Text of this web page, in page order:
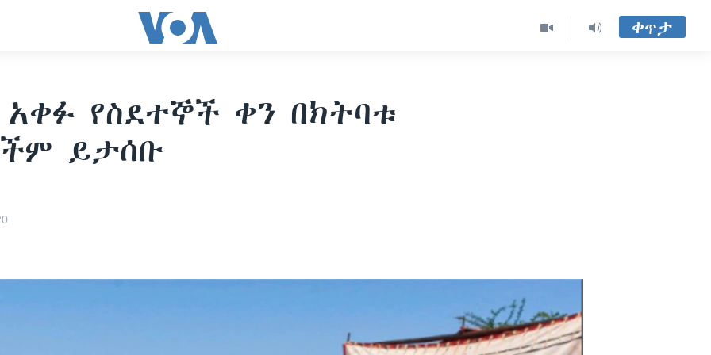
ቀጥታ
አቀፉ የስደተኞች ቀን በክትባቱ
ይታሰቡ